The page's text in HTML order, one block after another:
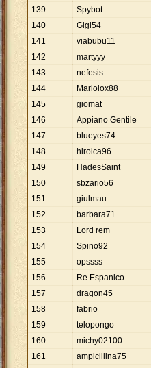
139
Spybot
140
Gigi54
141
viabubu11
142
martyyy
143
nefesis
144
Mariolox88
145
giomat
146
Appiano Gentile
147
blueyes74
148
hiroica96
149
HadesSaint
150
sbzario56
151
giulmau
152
barbara71
153
Lord rem
154
Spino92
155
opssss
156
Re Espanico
157
dragon45
158
fabrio
159
telopongo
160
michy02100
161
ampicillina75